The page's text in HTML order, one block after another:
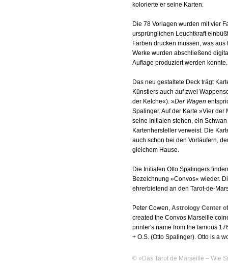
kolorierte er seine Karten.
Die 78 Vorlagen wurden mit vier
ursprünglichen Leuchtkraft
Farben drucken müssen, was
Werke wurden abschließend
Auflage produziert werden konnte.
Das neu gestaltete Deck trägt
Künstlers auch auf zwei
der Kelche«). »Der Wagen
Spalinger. Auf der Karte »Vier
seine Initialen stehen, ein
Kartenhersteller verweist. Die
auch schon bei den Vorläufern,
gleichem Hause.
Die Initialen Otto Spalingers
Bezeichnung »Convos« wieder.
ehrerbietend an den Tarot-de-
Peter Cowen, Astrology Center
created the Convos Marseille
printer's name from the famous
+ O.S. (Otto Spalinger). Otto is a
© »Das Tarot de Marseille – Wie